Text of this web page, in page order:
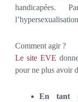
Comment agir ?
Le site EVE
pour ne plus avoir
En tant